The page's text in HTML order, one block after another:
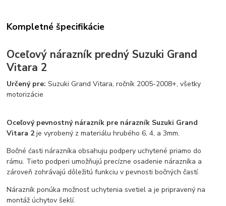
Kompletné špecifikácie
Oceľový nárazník prednýSuzuki Grand
Vitara 2
Určený pre: Suzuki Grand Vitara, ročník 2005-2008+, všetky
motorizácie
Oceľový pevnostný nárazník pre nárazník Suzuki Grand
Vitara 2je vyrobený z materiálu hrubého 6, 4, a 3mm.
Bočné ćasti nárazníka obsahuju podpery uchytené priamo do
rámu. Tieto podperi umožňujú precízne osadenie nárazníka a
zároveň zohrávajú dôležitú funkciu v pevnosti bočných častí.
Nárazník ponúka možnosť uchytenia svetiel a je pripravený na
montáž úchytov šeklí.